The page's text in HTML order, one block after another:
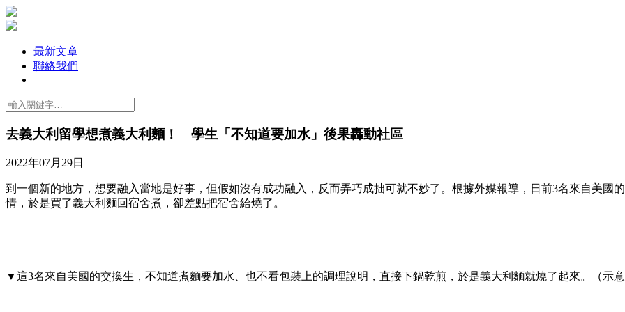
最新文章
聯絡我們
去義大利留學想煮義大利麵！ 學生「不知道要加水」後果轟動社區
2022年07月29日
到一個新的地方，想要融入當地是好事，但假如沒有成功融入，反而弄巧成拙可就不妙了。根據外媒報導，日前3名來自美國
情，於是買了義大利麵回宿舍煮，卻差點把宿舍給燒了。
▼這3名來自美國的交換生，不知道煮麵要加水、也不看包裝上的調理說明，直接下鍋乾煎，於是義大利麵就燒了起來。（示